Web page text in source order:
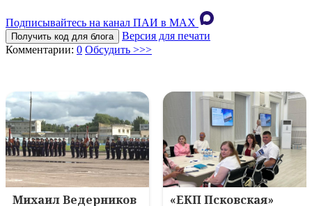
Подписывайтесь на канал ПАИ в MAХ
Получить код для блога
Версия для печати
Комментарии: 0 Обсудить >>>
Михаил Ведерников «ЕКП Псковская»